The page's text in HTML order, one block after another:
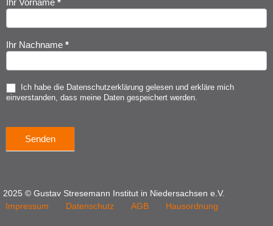
Ihr Vorname *
Ihr Nachname *
Ich habe die Datenschutzerklärung gelesen und erkläre mich
einverstanden, dass meine Daten gespeichert werden.
Senden
2025 © Gustav Stresemann Institut in Niedersachsen e.V.
Impressum
Datenschutz AGB Hausordnung